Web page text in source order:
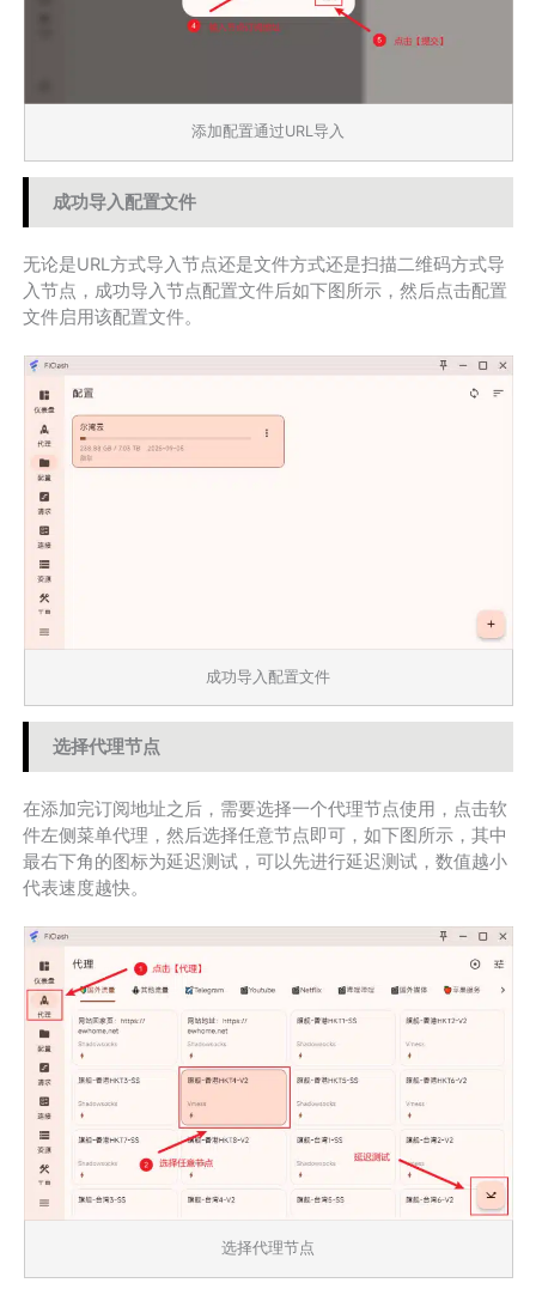
添加配置通过URL导入
成功导入配置文件
无论是URL方式导入节点还是文件方式还是扫描二维码方式导
入节点，成功导入节点配置文件后如下图所示，然后点击配置
文件启用该配置文件。
成功导入配置文件
选择代理节点
在添加完订阅地址之后，需要选择一个代理节点使用，点击软
件左侧菜单代理，然后选择任意节点即可，如下图所示，其中
最右下角的图标为延迟测试，可以先进行延迟测试，数值越小
代表速度越快。
选择代理节点